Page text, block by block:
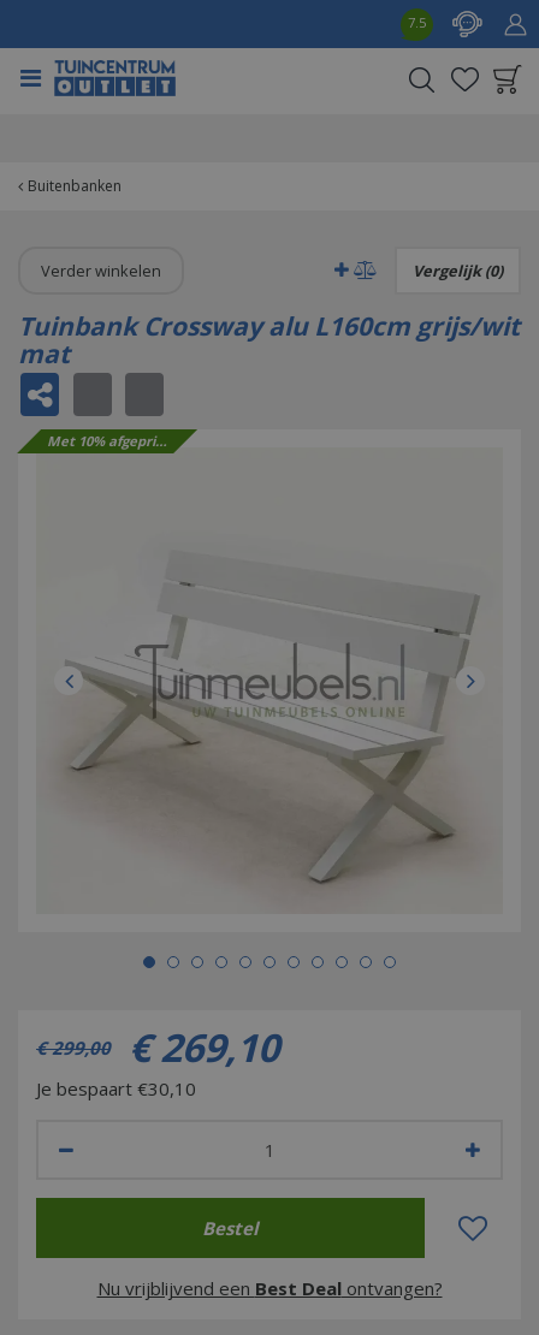
Buitenbanken
7.5
Verder winkelen Vergelijk (0)
Tuinbank Crossway alu L160cm grijs/wit
mat
Met 10% afgeprijsd
€ 299,00 € 269,10
Je bespaart €30,10
Nu vrijblijvend een Best Dealontvangen?